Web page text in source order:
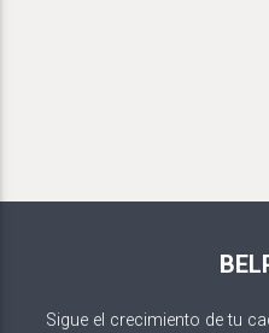
Sigue el crecimiento de tu